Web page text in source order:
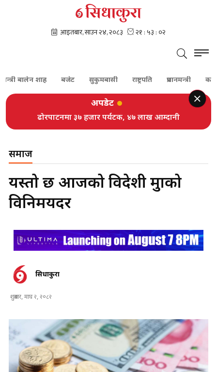
बालेन शाह बजेट सुकुमबासी राष्ट्रपति प्रधानमन्त्री कांग्रेस
अपडेट
ढोरपाटनमा ३७ हजार पर्यटक, ४७ लाख आम्दानी
समाज
यस्तो छ आजको विदेशी मुद्राको
विनिमयदर
सिधाकुरा
शुक्रबार, माघ २, २०८२